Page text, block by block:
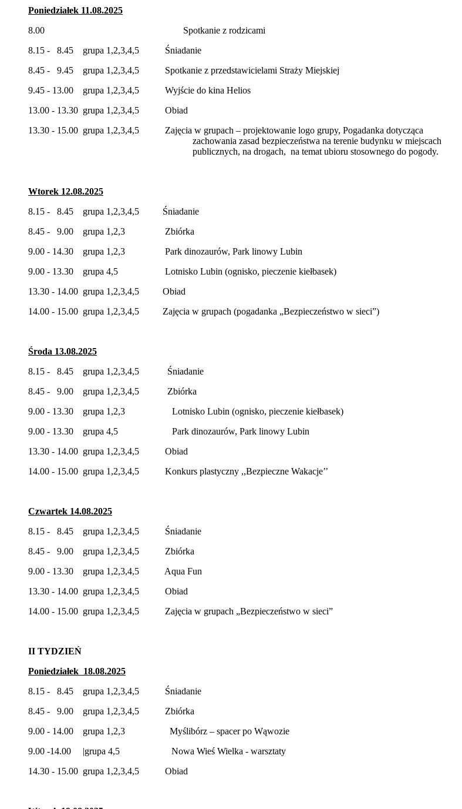
Poniedziałek 11.08.2025
8.00 Spotkanie z rodzicami
8.15 - 8.45 grupa 1,2,3,4,5 Śniadanie
8.45 - 9.45 grupa 1,2,3,4,5 Spotkanie z przedstawicielami Straży Miejskiej
9.45 - 13.00 grupa 1,2,3,4,5 Wyjście do kina Helios
13.00 - 13.30 grupa 1,2,3,4,5 Obiad
13.30 - 15.00 grupa 1,2,3,4,5 Zajęcia w grupach – projektowanie logo grupy, Pogadanka dotycząca
zachowania zasad bezpieczeństwa na terenie budynku w miejscach
publicznych, na drogach, na temat ubioru stosownego do pogody.
Wtorek 12.08.2025
8.15 - 8.45 grupa 1,2,3,4,5 Śniadanie
8.45 - 9.00 grupa 1,2,3 Zbiórka
9.00 - 14.30 grupa 1,2,3 Park dinozaurów, Park linowy Lubin
9.00 - 13.30 grupa 4,5 Lotnisko Lubin (ognisko, pieczenie kiełbasek)
13.30 - 14.00 grupa 1,2,3,4,5 Obiad
14.00 - 15.00 grupa 1,2,3,4,5 Zajęcia w grupach (pogadanka „Bezpieczeństwo w sieci”)
Środa 13.08.2025
8.15 - 8.45 grupa 1,2,3,4,5 Śniadanie
8.45 - 9.00 grupa 1,2,3,4,5 Zbiórka
9.00 - 13.30 grupa 1,2,3 Lotnisko Lubin (ognisko, pieczenie kiełbasek)
9.00 - 13.30 grupa 4,5 Park dinozaurów, Park linowy Lubin
13.30 - 14.00 grupa 1,2,3,4,5 Obiad
14.00 - 15.00 grupa 1,2,3,4,5 Konkurs plastyczny ,,Bezpieczne Wakacje’’
Czwartek 14.08.2025
8.15 - 8.45 grupa 1,2,3,4,5 Śniadanie
8.45 - 9.00 grupa 1,2,3,4,5 Zbiórka
9.00 - 13.30 grupa 1,2,3,4,5 Aqua Fun
13.30 - 14.00 grupa 1,2,3,4,5 Obiad
14.00 - 15.00 grupa 1,2,3,4,5 Zajęcia w grupach „Bezpieczeństwo w sieci”
II TYDZIEŃ
Poniedziałek 18.08.2025
8.15 - 8.45 grupa 1,2,3,4,5 Śniadanie
8.45 - 9.00 grupa 1,2,3,4,5 Zbiórka
9.00 - 14.00 grupa 1,2,3 Myślibórz – spacer po Wąwozie
9.00 -14.00 |grupa 4,5 Nowa Wieś Wielka - warsztaty
14.30 - 15.00 grupa 1,2,3,4,5 Obiad